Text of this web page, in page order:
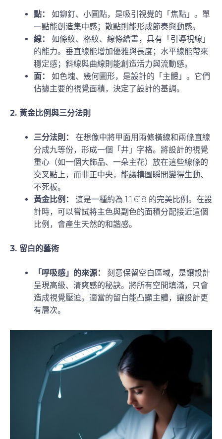
點：
如鉚釘、小圓點，是吸引視覺的「焦點」。單
一點能創造集中感；散點則能形成節奏與動感。
線：
如條紋、格紋、線條繪畫，具有「引導視線」
的能力。垂直線能增加優雅與長度；水平線能帶來
穩定感；斜線與曲線則能創造活力與流動感。
面：
如色塊、幾何圖形，是設計的「主體」。它們
佔據主要的視覺面積，決定了設計的基調。
2. 黃金比例與三分法則
三分法則：
在想像中將甲面用兩條橫線和兩條直線
分成九等份，形成一個「井」字格。將設計的視覺
重心（如一個大飾品、一朵主花）放在這些線條的
交叉點上，而非正中央，能讓構圖瞬間變得生動、
不死板。
黃金比例：
這是一種約為 1:1.618 的完美比例。在設
計時，可以嘗試將主色與副色的面積分配接近這個
比例，會產生天然的和諧感。
3. 留白的藝術
「呼吸感」的來源：
刻意保留空白區域，是讓設計
呈現高級、清爽感的秘訣。將所有空間填滿，只會
造成視覺壓迫。適當的留白能凸顯主體，讓設計更
有層次。